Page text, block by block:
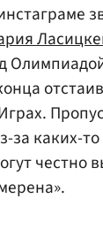
за каких-
честно